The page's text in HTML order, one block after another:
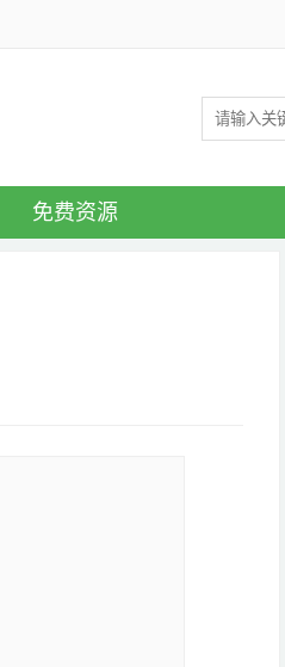
免费资源